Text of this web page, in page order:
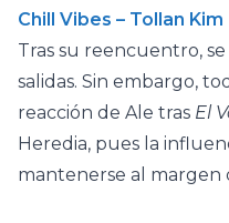
Chill Vibes – Tollan Kim
Tras su reencuentro,
salidas. Sin embargo,
reacción de Ale tras El
Heredia, pues la
mantenerse al margen